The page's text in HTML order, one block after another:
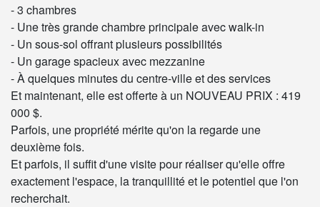
- 3 chambres
- Une très grande chambre principale avec walk-in
- Un sous-sol offrant plusieurs possibilités
- Un garage spacieux avec mezzanine
- À quelques minutes du centre-ville et des services
Et maintenant, elle est offerte à un NOUVEAU PRIX : 419
000 $.
Parfois, une propriété mérite qu'on la regarde une
deuxième fois.
Et parfois, il suffit d'une visite pour réaliser qu'elle offre
exactement l'espace, la tranquillité et le potentiel que l'on
recherchait.